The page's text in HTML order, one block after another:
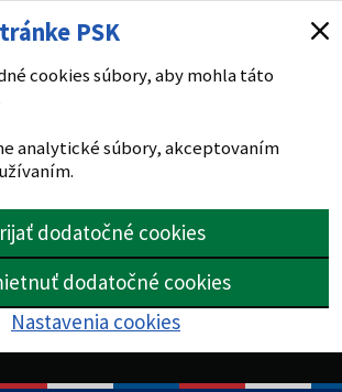
PSK
cookies súbory, aby mohla táto
analytické súbory, akceptovaním
dodatočné cookies
dodatočné cookies
Nastavenia cookies